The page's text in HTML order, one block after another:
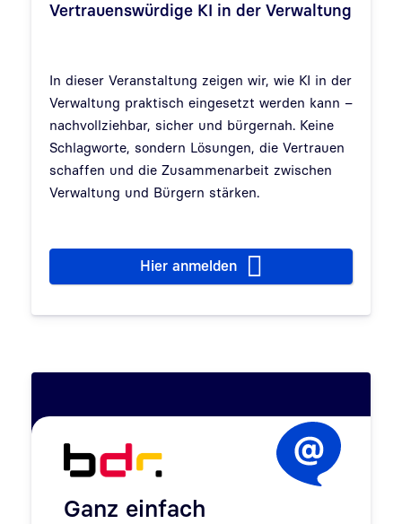
Vertrauenswürdige KI in der Verwaltung
In dieser Veranstaltung zeigen wir, wie KI in der
Verwaltung praktisch eingesetzt werden kann –
nachvollziehbar, sicher und bürgernah. Keine
Schlagworte, sondern Lösungen, die Vertrauen
schaffen und die Zusammenarbeit zwischen
Verwaltung und Bürgern stärken.
Hier anmelden
Ganz einfach